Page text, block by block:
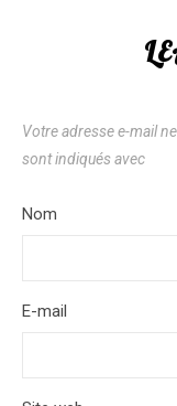
Votre adresse e-mail
sont indiqués avec
Nom
E-mail